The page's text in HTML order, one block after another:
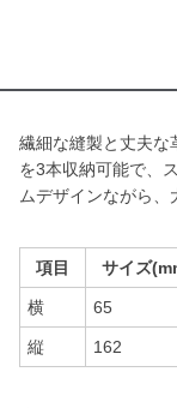
繊細な縫製と丈夫な
を3本収納可能で、
ムデザインながら、
項目 サイズ
横 65
縦 162